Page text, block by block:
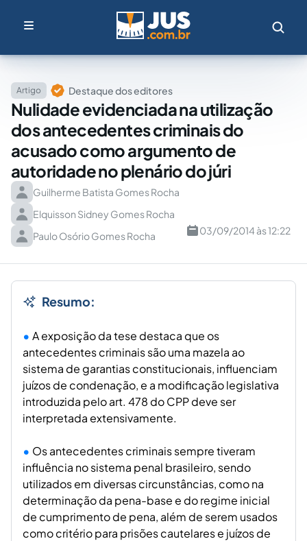
Artigo Destaque dos editores
Nulidade evidenciada na utilização
dos antecedentes criminais do
acusado como argumento de
autoridade no plenário do júri
Guilherme Batista Gomes Rocha
Elquisson Sidney Gomes Rocha
Paulo Osório Gomes Rocha
03/09/2014 às 12:22
Resumo:
A exposição da tese destaca que os
antecedentes criminais são uma mazela ao
sistema de garantias constitucionais, influenciam
juízos de condenação, e a modificação legislativa
introduzida pelo art. 478 do CPP deve ser
interpretada extensivamente.
Os antecedentes criminais sempre tiveram
influência no sistema penal brasileiro, sendo
utilizados em diversas circunstâncias, como na
determinação da pena-base e do regime inicial
de cumprimento de pena, além de serem usados
como critério para prisões cautelares e juízos de